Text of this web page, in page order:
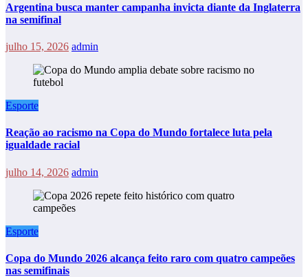
Argentina busca manter campanha invicta diante da Inglaterra
na semifinal
julho 15, 2026 admin
Esporte
Reação ao racismo na Copa do Mundo fortalece luta pela
igualdade racial
julho 14, 2026 admin
Esporte
Copa do Mundo 2026 alcança feito raro com quatro campeões
nas semifinais